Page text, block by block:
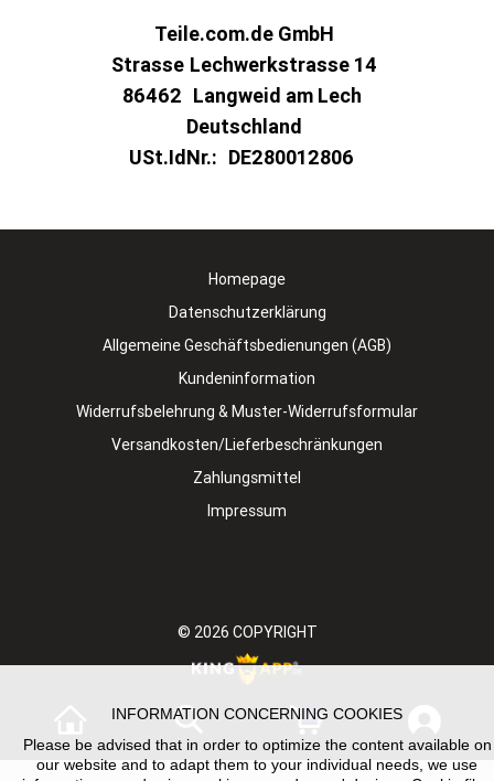
Teile.com.de GmbH
Strasse Lechwerkstrasse 14
86462 Langweid am Lech
Deutschland
USt.IdNr.: DE280012806
Homepage
Datenschutzerklärung
Allgemeine Geschäftsbedienungen (AGB)
Kundeninformation
Widerrufsbelehrung & Muster-Widerrufsformular
Versandkosten/Lieferbeschränkungen
Zahlungsmittel
Impressum
© 2026 COPYRIGHT
0
INFORMATION CONCERNING COOKIES
Please be advised that in order to optimize the content available on
our website and to adapt them to your individual needs, we use